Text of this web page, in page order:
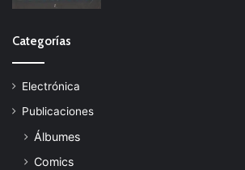
Categorías
Electrónica
Publicaciones
Álbumes
Comics